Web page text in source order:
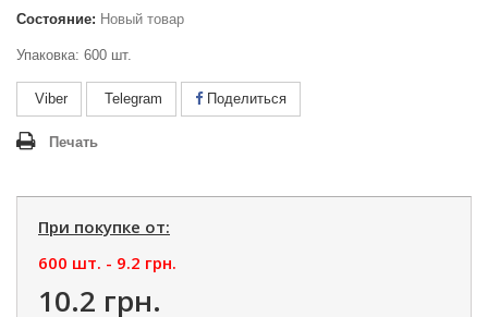
Состояние: Новый товар
Упаковка: 600 шт.
Viber Telegram Поделиться
Печать
При покупке от:
600 шт. - 9.2 грн.
10.2 грн.